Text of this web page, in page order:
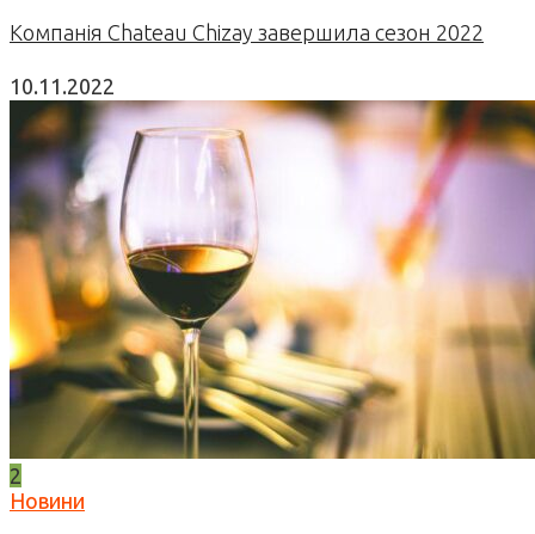
Компанія Chateau Chizay завершила сезон 2022
10.11.2022
2
Новини